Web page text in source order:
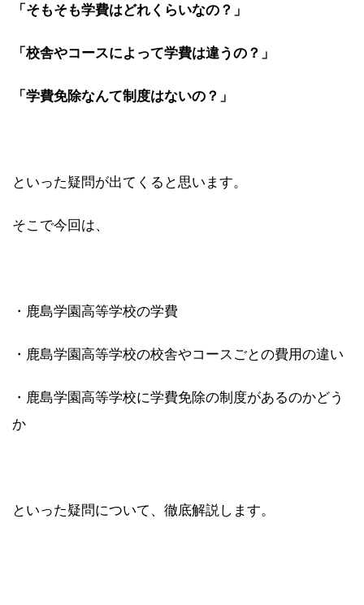
「そもそも学費はどれくらいなの？」
「校舎やコースによって学費は違うの？」
「学費免除なんて制度はないの？」
といった疑問が出てくると思います。
そこで今回は、
・鹿島学園高等学校の学費
・鹿島学園高等学校の校舎やコースごとの費用の違い
・鹿島学園高等学校に学費免除の制度があるのかどう
か
といった疑問について、徹底解説します。